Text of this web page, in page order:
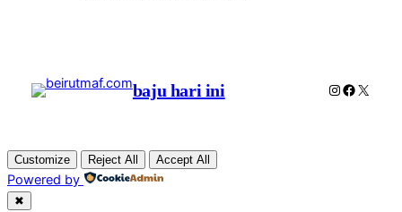
baju hari ini Instagram
X
Customize Reject All Accept All
Powered by
✖